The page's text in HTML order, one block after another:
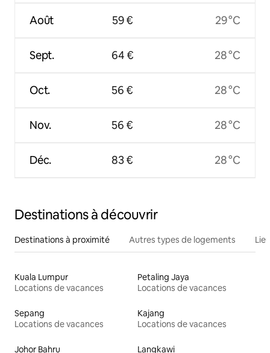
Août
Sept.
Oct.
Nov.
Déc.
59 €
64 €
56 €
56 €
83 €
29 °C
28 °C
28 °C
28 °C
28 °C
Destinations à découvrir
Destinations à proximité Autres types de logements
Kuala Lumpur
Locations de vacances
Petaling Jaya
Locations de vacances
Sepang
Locations de vacances
Kajang
Locations de vacances
Johor Bahru
Langkawi